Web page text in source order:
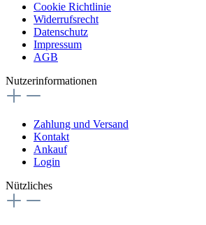
Cookie Richtlinie
Widerrufsrecht
Datenschutz
Impressum
AGB
Nutzerinformationen
Zahlung und Versand
Kontakt
Ankauf
Login
Nützliches